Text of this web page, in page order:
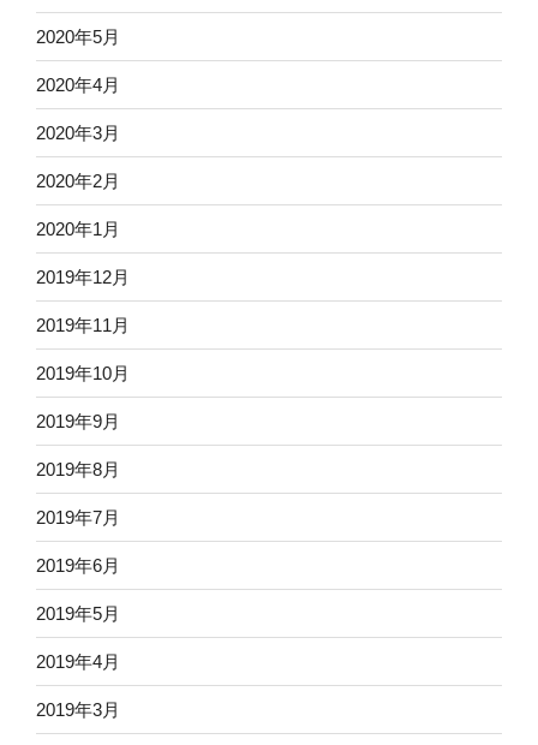
2020年5月
2020年4月
2020年3月
2020年2月
2020年1月
2019年12月
2019年11月
2019年10月
2019年9月
2019年8月
2019年7月
2019年6月
2019年5月
2019年4月
2019年3月